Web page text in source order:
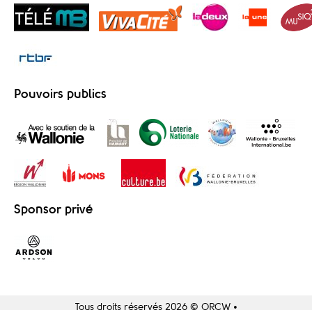
Pouvoirs publics
Sponsor privé
Tous droits réservés 2026 © ORCW •